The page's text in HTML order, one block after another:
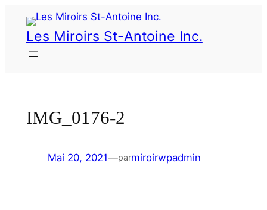
Les Miroirs St-Antoine Inc.
IMG_0176-2
Mai 20, 2021—parmiroirwpadmin